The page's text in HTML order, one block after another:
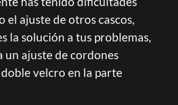
el ajuste de otros cascos,
la solución a tus problemas,
un ajuste de cordones
velcro en la parte